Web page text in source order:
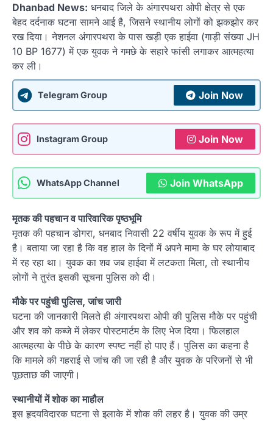
Dhanbad News: धनबाद जिले के अंगारपथरा ओपी क्षेत्र से एक
बेहद दर्दनाक घटना सामने आई है, जिसने स्थानीय लोगों को झकझोर कर
रख दिया। नेशनल अंगारपथरा के पास खड़ी एक हाईवा (गाड़ी संख्या JH
10 BP 1677) में एक युवक ने गमछे के सहारे फांसी लगाकर आत्महत्या
कर ली।
Telegram Group Join Now
Instagram Group Join Now
WhatsApp Channel Join WhatsApp
मृतक की पहचान व पारिवारिक पृष्ठभूमि
मृतक की पहचान डोगरा, धनबाद निवासी 22 वर्षीय युवक के रूप में हुई
है। बताया जा रहा है कि वह हाल के दिनों में अपने मामा के घर लोयाबाद
में रह रहा था। युवक का शव जब हाईवा में लटकता मिला, तो स्थानीय
लोगों ने तुरंत इसकी सूचना पुलिस को दी।
मौके पर पहुंची पुलिस, जांच जारी
घटना की जानकारी मिलते ही अंगारपथरा ओपी की पुलिस मौके पर पहुंची
और शव को कब्जे में लेकर पोस्टमार्टम के लिए भेज दिया। फिलहाल
आत्महत्या के पीछे के कारण स्पष्ट नहीं हो पाए हैं। पुलिस का कहना है
कि मामले की गहराई से जांच की जा रही है और युवक के परिजनों से भी
पूछताछ की जाएगी।
स्थानीयों में शोक का माहौल
इस हृदयविदारक घटना से इलाके में शोक की लहर है। युवक की उम्र